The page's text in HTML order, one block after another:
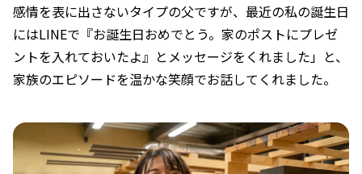
感情を表に出さないタイプの父ですが、最近の私の誕生日
にはLINEで『お誕生日おめでとう。家のポストにプレゼ
ントを入れておいたよ』とメッセージをくれました」と、
家族のエピソードを温かな笑顔でお話してくれました。